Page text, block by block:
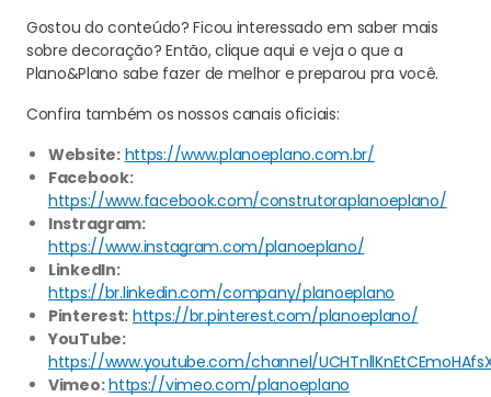
Gostou do conteúdo? Ficou interessado em saber mais
sobre decoração? Então, clique aqui e veja o que a
Plano&Plano sabe fazer de melhor e preparou pra você.
Confira também os nossos canais oficiais:
Website: https://www.planoeplano.com.br/
Facebook:
https://www.facebook.com/construtoraplanoeplano/
Instragram:
https://www.instagram.com/planoeplano/
LinkedIn:
https://br.linkedin.com/company/planoeplano
Pinterest: https://br.pinterest.com/planoeplano/
YouTube:
https://www.youtube.com/channel/
Vimeo:https://vimeo.com/planoeplano